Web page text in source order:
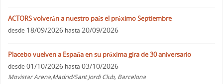
ACTORS volverán a nuestro país el próximo Septiembre
desde 18/09/2026 hasta 20/09/2026
Placebo vuelven a España en su próxima gira de 30 aniversario
desde 01/10/2026 hasta 03/10/2026
Movistar Arena,Madrid/Sant Jordi Club, Barcelona